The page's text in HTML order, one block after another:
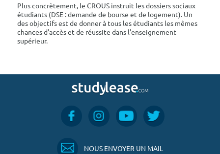
Plus concrètement, le CROUS instruit les dossiers sociaux
étudiants (DSE : demande de bourse et de logement). Un
des objectifs est de donner à tous les étudiants les mêmes
chances d'accès et de réussite dans l'enseignement
supérieur.
NOUS ENVOYER UN MAIL